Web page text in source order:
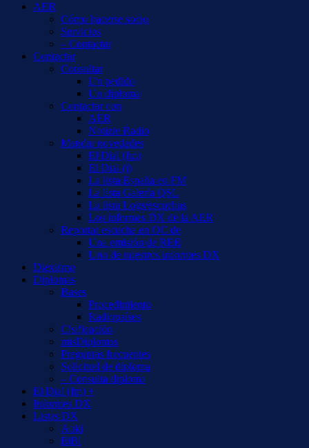
AER
Cómo hacerse socio
Servicios
– Contactar
Contactar
Consultar
Un pedido
Un diploma
Contactar con
AER
Notizie Radio
Mandar novedades
El Dial (fm)
El Dial (i)
La lista España en FM
La lista Galería QSL
La lista Logs/escuchas
Los informes DX de la AER
Reportar escucha en OC de
Una emisión de REE
Uno de nuestros informes DX
Diexismo
Diplomas
Bases
Procedimiento
Radiopaíses
Clsificación
misDiplomas
Preguntas frecuentes
Solicitud de diploma
– Consulta diploma
El Dial (fm) +
Informes DX
Listas DX
Aoki
EiBi